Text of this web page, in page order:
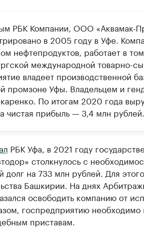
РБК Компании, ООО «Аквамак-
в 2005 году в Уфе.
нефтепродуктов, работает в
международной товарно-
владеет производственной
промзоне Уфы. Владельцем и
По итогам 2020 года
чистая прибыль — 3,4 млн рублей.
РБК Уфа, в 2021 году
столкнулось с
долг на 733 млн рублей. Для
Башкирии. На днях
освободить компанию от
госпредприятию необходимо
приставам.